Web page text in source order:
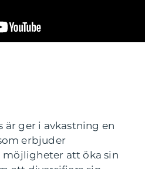
är ger i avkastning en
erbjuder
att öka sin